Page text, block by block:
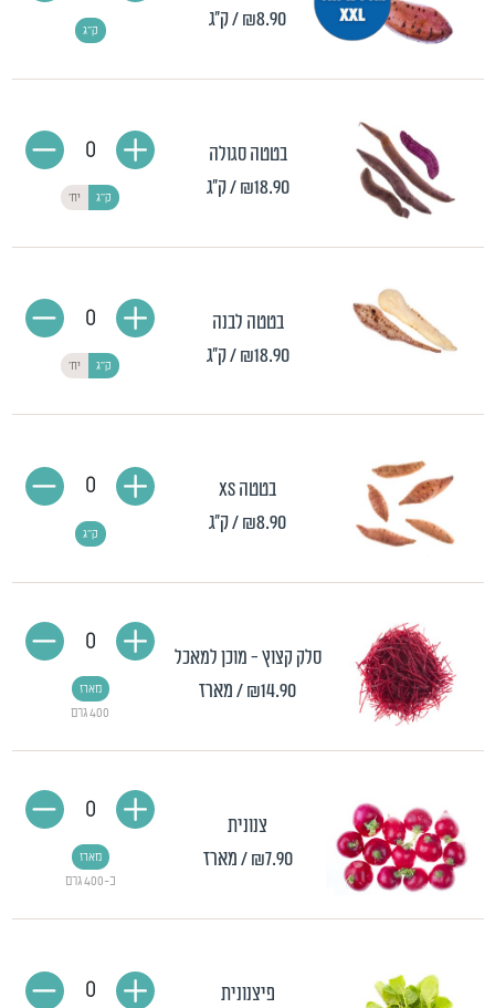
₪8.90/ ק"ג ק"ג
בטטה סגולה
₪18.90 / ק"ג ק"ג יח'
0
בטטה לבנה
₪18.90 / ק"ג ק"ג יח'
0
בטטה XS
₪8.90/ ק"ג ק"ג
0
סלק קצוץ - מוכן למאכל
₪14.90/ מארז
400 גרם
מארז
0
צנונית
₪7.90 / מארז
כ-400 גרם
מארז
0
פיצנונית
0